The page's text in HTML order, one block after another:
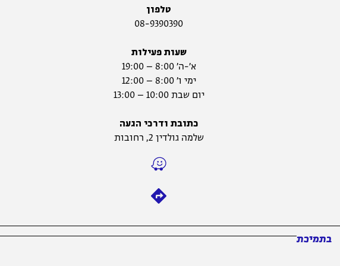
טלפון
08-9390390
שעות פעילות
א׳-ה׳ 8:00 – 19:00
ימי ו׳ 8:00 – 12:00
יום שבת 10:00 – 13:00
כתובת ודרכי הגעה
שלמה גולדין 2, רחובות
בתמיכת